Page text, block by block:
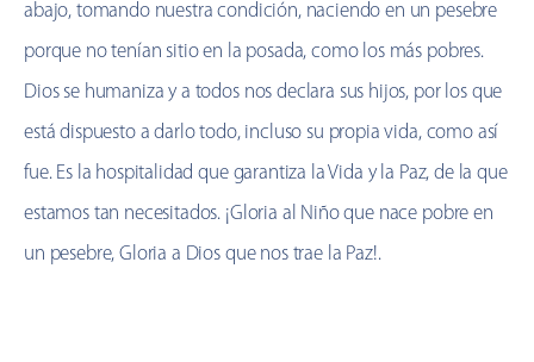
abajo, tomando nuestra condición, naciendo en un pesebre
porque no tenían sitio en la posada, como los más pobres.
Dios se humaniza y a todos nos declara sus hijos, por los que
está dispuesto a darlo todo, incluso su propia vida, como así
fue. Es la hospitalidad que garantiza la Vida y la Paz, de la que
estamos tan necesitados. ¡Gloria al Niño que nace pobre en
un pesebre, Gloria a Dios que nos trae la Paz!.